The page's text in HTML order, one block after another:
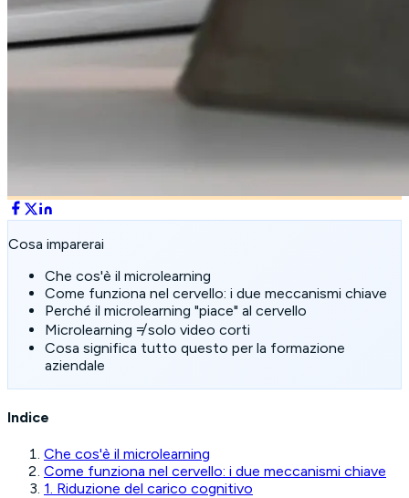
Cosa imparerai
Che cos'è il microlearning
Come funziona nel cervello: i due meccanismi chiave
Perché il microlearning "piace" al cervello
Microlearning ≠ solo video corti
Cosa significa tutto questo per la formazione
aziendale
Indice
Che cos'è il microlearning
Come funziona nel cervello: i due meccanismi chiave
1. Riduzione del carico cognitivo